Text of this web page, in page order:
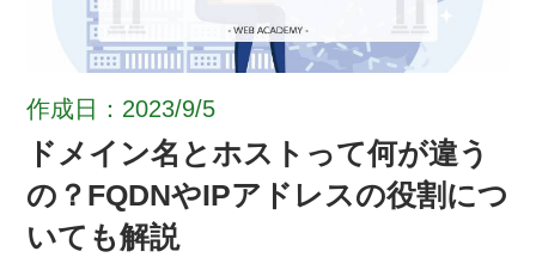
作成日：2023/9/5
ドメイン名とホストって何が違う
の？FQDNやIPアドレスの役割につ
いても解説